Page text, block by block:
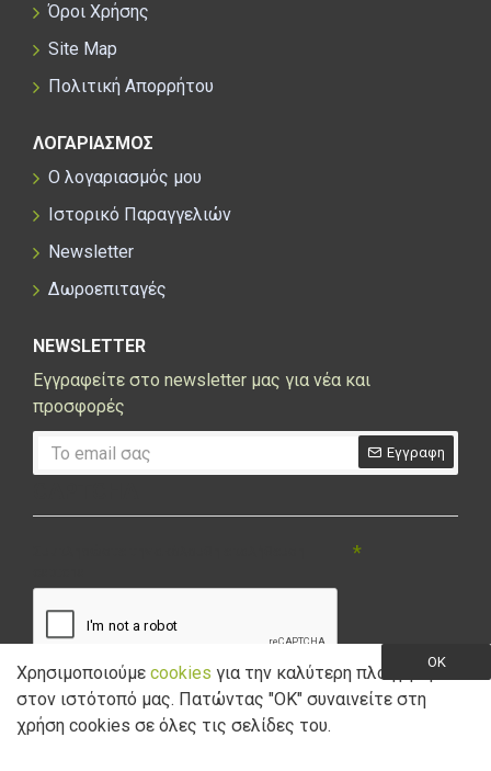
Όροι Χρήσης
Site Map
Πολιτική Απορρήτου
ΛΟΓΑΡΙΑΣΜΟΣ
Ο λογαριασμός μου
Ιστορικό Παραγγελιών
Newsletter
Δωροεπιταγές
NEWSLETTER
Εγγραφείτε στο newsletter μας για νέα και
προσφορές
Εγγραφη
Έχω διαβάσει και αποδέχομαι την Πολιτική Απορρήτου
OK
Χρησιμοποιούμε cookies για την καλύτερη πλοήγηση
στον ιστότοπό μας. Πατώντας "ΟK" συναινείτε στη
χρήση cookies σε όλες τις σελίδες του.